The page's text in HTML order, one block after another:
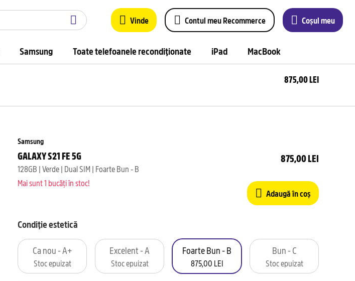
Vinde Contul meu Recommerce Coșul meu
Samsung Toate telefoanele recondiționate iPad MacBook
875,00 LEI
în
Samsung
GALAXY S21 FE 5G
128GB | Verde | Dual SIM | Foarte Bun - B
Mai sunt 1 bucăți în stoc!
875,00 LEI
Adaugă în coș
Condiție estetică
Ca nou - A+
Stoc epuizat
Excelent - A
Stoc epuizat
Foarte Bun - B
875,00 LEI
Bun - C
Stoc epuizat